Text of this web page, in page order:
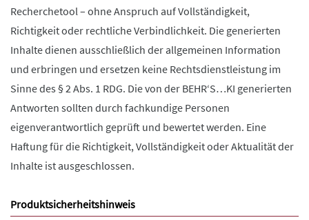
Recherchetool – ohne Anspruch auf Vollständigkeit,
Richtigkeit oder rechtliche Verbindlichkeit. Die generierten
Inhalte dienen ausschließlich der allgemeinen Information
und erbringen und ersetzen keine Rechtsdienstleistung im
Sinne des § 2 Abs. 1 RDG. Die von der BEHR‘S…KI generierten
Antworten sollten durch fachkundige Personen
eigenverantwortlich geprüft und bewertet werden. Eine
Haftung für die Richtigkeit, Vollständigkeit oder Aktualität der
Inhalte ist ausgeschlossen.
Produktsicherheitshinweis